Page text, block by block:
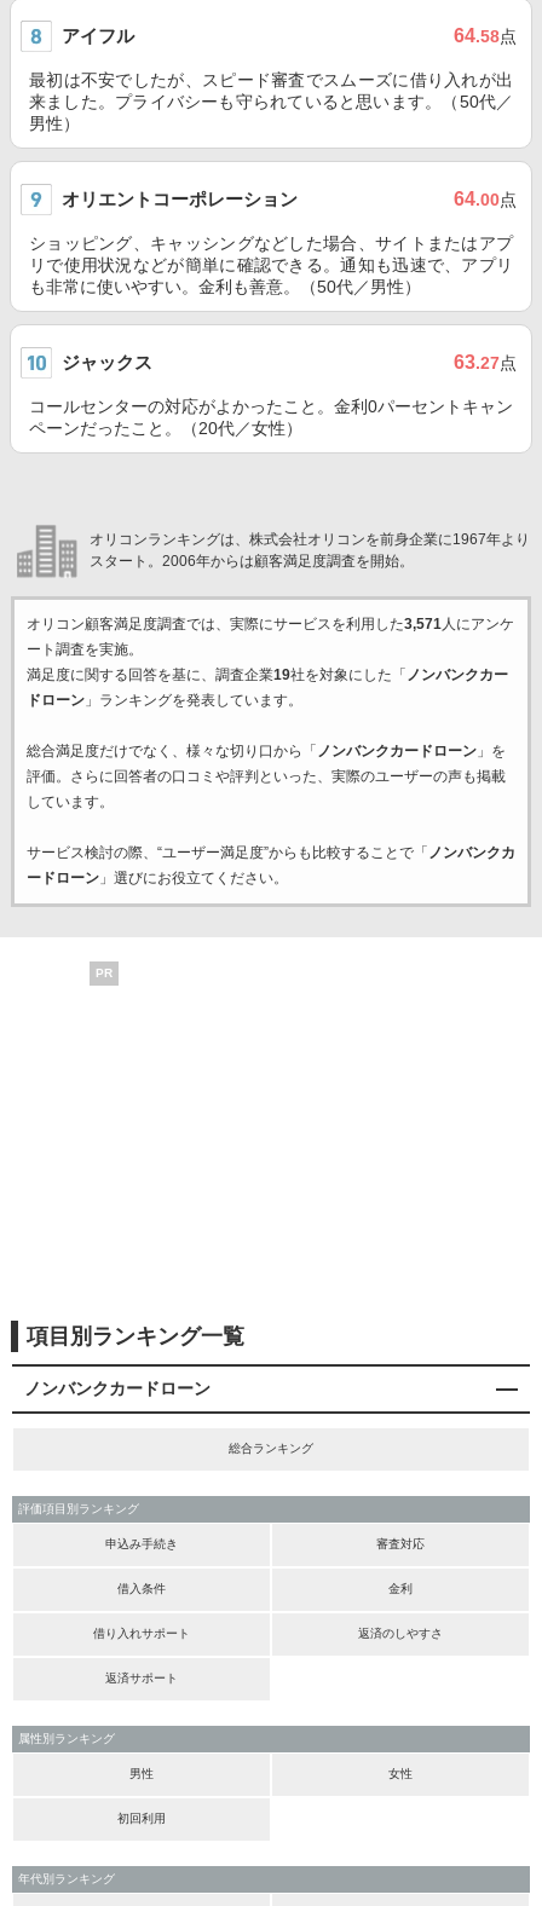
アイフル 64.58点
最初は不安でしたが、スピード審査でスムーズに借り入れが出
来ました。プライバシーも守られていると思います。（50代／
男性）
オリエントコーポレーション 64.00点
ショッピング、キャッシングなどした場合、サイトまたはアプ
リで使用状況などが簡単に確認できる。通知も迅速で、アプリ
も非常に使いやすい。金利も善意。（50代／男性）
ジャックス 63.27点
コールセンターの対応がよかったこと。金利0パーセントキャン
ペーンだったこと。（20代／女性）
オリコンランキングは、株式会社オリコンを前身企業に1967年より
スタート。2006年からは顧客満足度調査を開始。
オリコン顧客満足度調査では、実際にサービスを利用した3,571人にアンケ
ート調査を実施。
満足度に関する回答を基に、調査企業19社を対象にした「 ノンバンクカー
ドローン」ランキングを発表しています。
総合満足度だけでなく、様々な切り口から「 ノンバンクカードローン」を
評価。さらに回答者の口コミや評判といった、実際のユーザーの声も掲載
しています。
サービス検討の際、“ユーザー満足度”からも比較することで「 ノンバンクカ
ードローン」選びにお役立てください。
PR
項目別ランキング一覧
ノンバンクカードローン
総合ランキング
評価項目別ランキング
申込み手続き 審査対応
借入条件 金利
借り入れサポート 返済のしやすさ
返済サポート
属性別ランキング
男性 女性
初回利用
年代別ランキング